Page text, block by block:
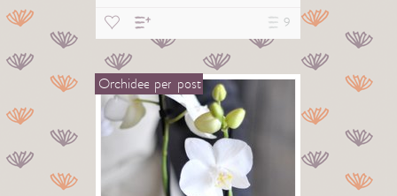
9
Orchidee per post